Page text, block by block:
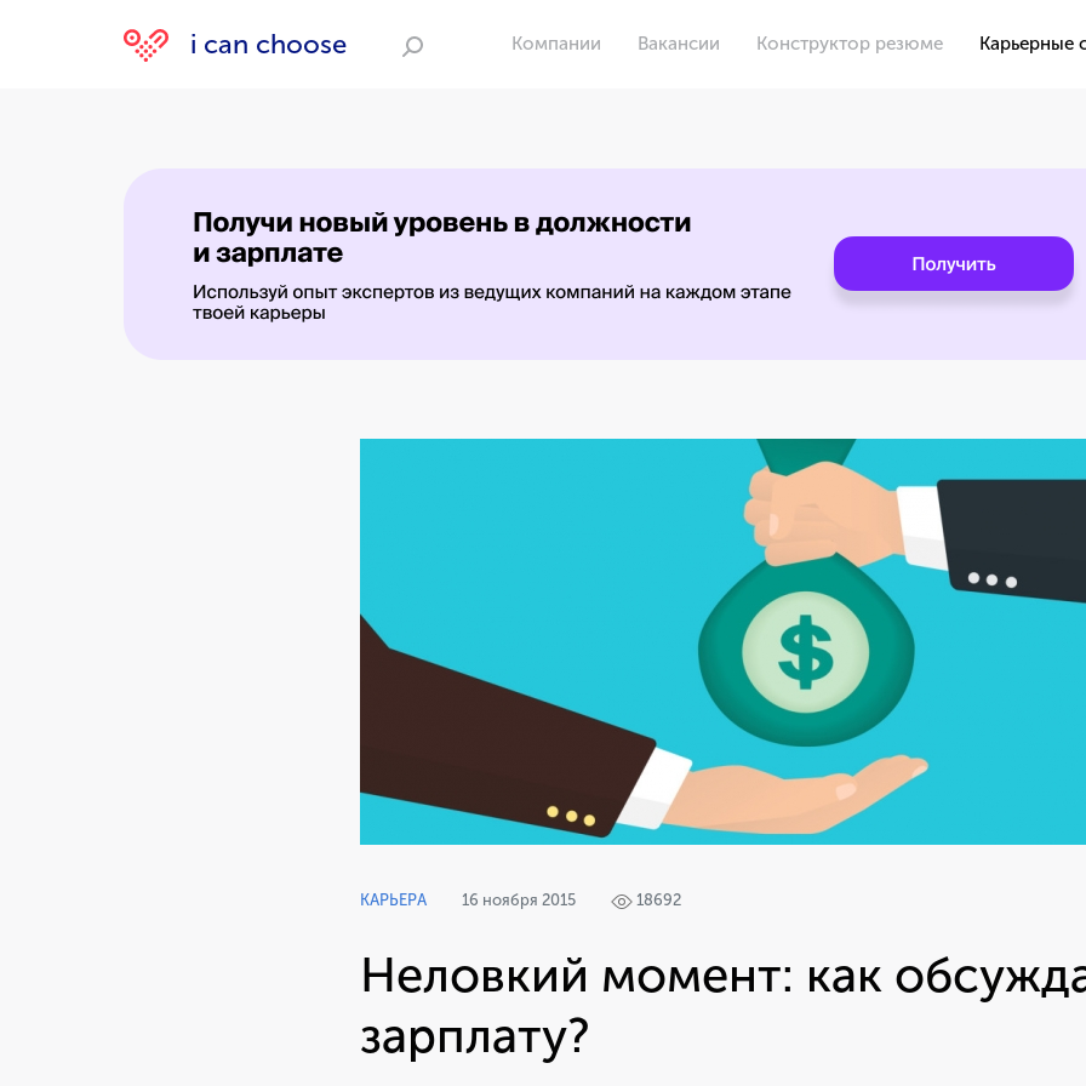
i can choose Компании Вакансии Конструктор резюме Карьерные
КАРЬЕРА 16 ноября 2015 18692
Неловкий момент: как
зарплату?